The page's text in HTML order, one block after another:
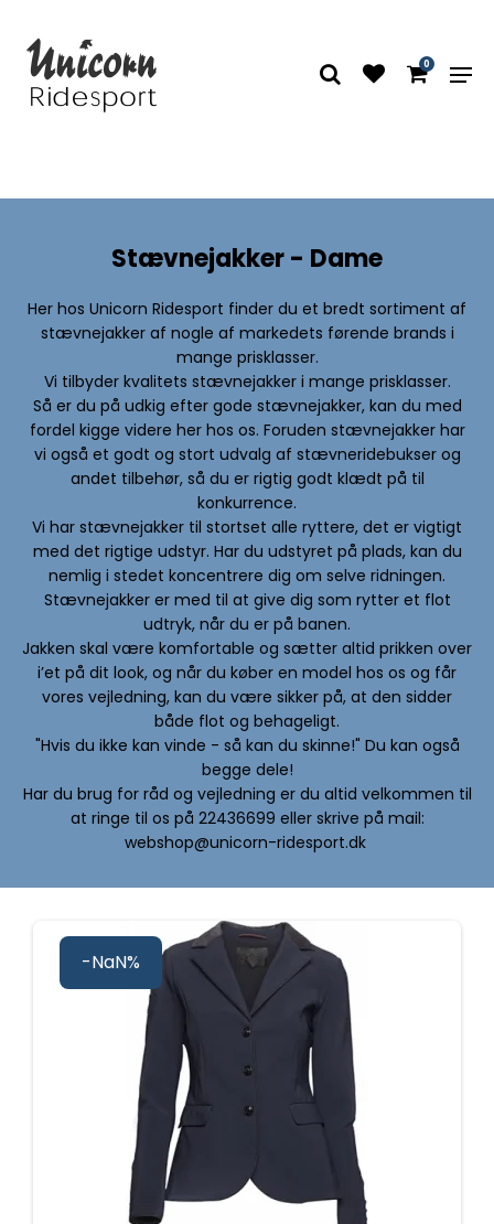
0
Stævnejakker - Dame
Her hos Unicorn Ridesport finder du et bredt sortiment af
stævnejakker af nogle af markedets førende brands i
mange prisklasser.
Vi tilbyder kvalitets stævnejakker i mange prisklasser.
Så er du på udkig efter gode stævnejakker, kan du med
fordel kigge videre her hos os. Foruden stævnejakker har
vi også et godt og stort udvalg af stævneridebukser og
andet tilbehør, så du er rigtig godt klædt på til
konkurrence.
Vi har stævnejakker til stortset alle ryttere, det er vigtigt
med det rigtige udstyr. Har du udstyret på plads, kan du
nemlig i stedet koncentrere dig om selve ridningen.
Stævnejakker er med til at give dig som rytter et flot
udtryk, når du er på banen.
Jakken skal være komfortable og sætter altid prikken over
i’et på dit look, og når du køber en model hos os og får
vores vejledning, kan du være sikker på, at den sidder
både flot og behageligt.
"Hvis du ikke kan vinde - så kan du skinne!" Du kan også
begge dele!
Har du brug for råd og vejledning er du altid velkommen til
at ringe til os på 22436699 eller skrive på mail:
webshop@unicorn-ridesport.dk
-NaN%